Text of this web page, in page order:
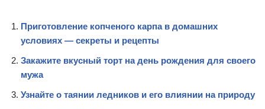
Приготовление копченого карпа в домашних
условиях — секреты и рецепты
Закажите вкусный торт на день рождения для своего
мужа
Узнайте о таянии ледников и его влиянии на природу